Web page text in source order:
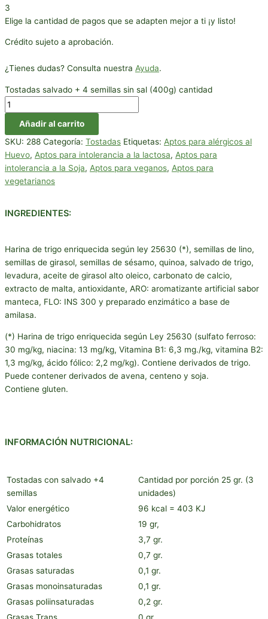
3
Elige la cantidad de pagos que se adapten mejor a ti ¡y listo!
Crédito sujeto a aprobación.
¿Tienes dudas? Consulta nuestra Ayuda.
Tostadas salvado + 4 semillas sin sal (400g) cantidad
Añadir al carrito
SKU: 288 Categoría: Tostadas Etiquetas: Aptos para alérgicos al
Huevo, Aptos para intolerancia a la lactosa, Aptos para
intolerancia a la Soja, Aptos para veganos, Aptos para
vegetarianos
INGREDIENTES:
Harina de trigo enriquecida según ley 25630 (*), semillas de lino,
semillas de girasol, semillas de sésamo, quinoa, salvado de trigo,
levadura, aceite de girasol alto oleico, carbonato de calcio,
extracto de malta, antioxidante, ARO: aromatizante artificial sabor
manteca, FLO: INS 300 y preparado enzimático a base de
amilasa.
(*) Harina de trigo enriquecida según Ley 25630 (sulfato ferroso:
30 mg/kg, niacina: 13 mg/kg, Vitamina B1: 6,3 mg./kg, vitamina B2:
1,3 mg/kg, ácido fólico: 2,2 mg/kg). Contiene derivados de trigo.
Puede contener derivados de avena, centeno y soja.
Contiene gluten.
INFORMACIÓN NUTRICIONAL:
Tostadas con salvado +4
semillas
Cantidad por porción 25 gr. (3
unidades)
Valor energético
96 kcal = 403 KJ
Carbohidratos
19 gr,
Proteínas
3,7 gr.
Grasas totales
0,7 gr.
Grasas saturadas
0,1 gr.
Grasas monoinsaturadas
0,1 gr.
Grasas poliinsaturadas
0,2 gr.